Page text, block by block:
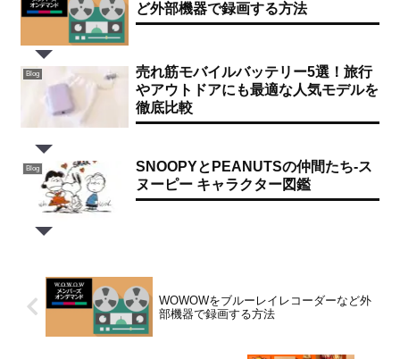
ど外部機器で録画する方法
Blog
売れ筋モバイルバッテリー5選！旅行
やアウトドアにも最適な人気モデルを
徹底比較
Blog
SNOOPYとPEANUTSの仲間たち-ス
ヌーピー キャラクター図鑑
WOWOWをブルーレイレコーダーなど外
部機器で録画する方法